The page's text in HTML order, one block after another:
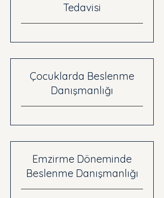
Tedavisi
Çocuklarda Beslenme
Danışmanlığı
Emzirme Döneminde
Beslenme Danışmanlığı